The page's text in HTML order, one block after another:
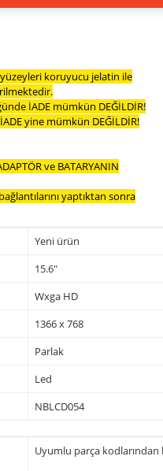
koruyucu jelatin ile
İADE mümkün DEĞİLDİR!
yine mümkün DEĞİLDİR!
ve BATARYANIN
yaptıktan sonra
Yeni ürün
15.6"
Wxga HD
1366 x 768
Parlak
Led
NBLCD054
Uyumlu parça kodlarından